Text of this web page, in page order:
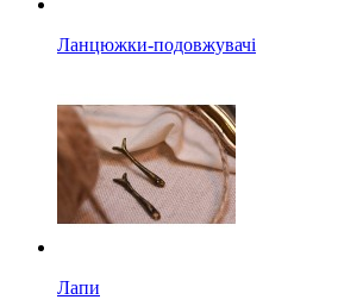
Ланцюжки-подовжувачі
Лапи